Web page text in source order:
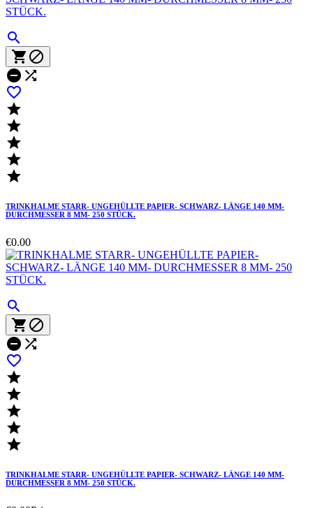

 
 






TRINKHALME STARR- UNGEHÜLLTE PAPIER- SCHWARZ- LÄNGE 140 MM-
DURCHMESSER 8 MM- 250 STÜCK.
€0.00

 
 






TRINKHALME STARR- UNGEHÜLLTE PAPIER- SCHWARZ- LÄNGE 140 MM-
DURCHMESSER 8 MM- 250 STÜCK.